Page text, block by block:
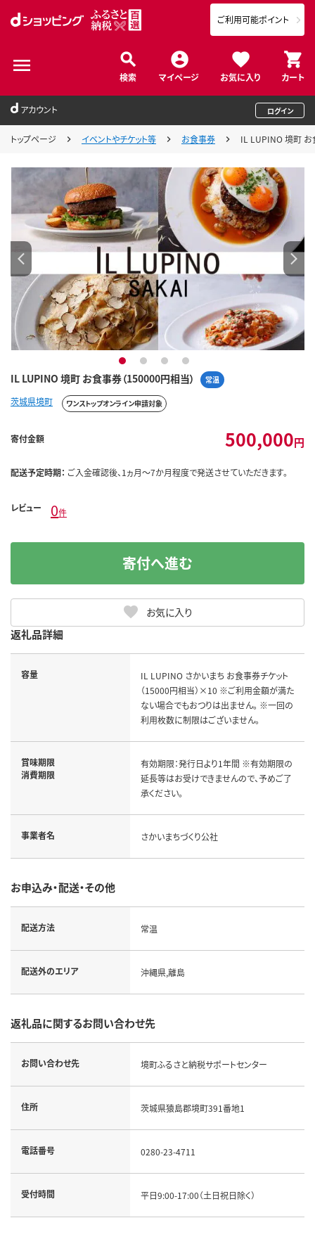
検索 マイページ お気に入り カート
ご利用可能ポイント
アカウント ログイン
トップページ イベントやチケット等 お食事券 IL LUPINO 境町 お
IL LUPINO 境町 お食事券（150000円相当） 常温
1 2 3 4
茨城県境町 ワンストップオンライン申請対象
寄付金額 500,000円
配送予定時期： ご入金確認後、1ヵ月～7か月程度で発送させていただきます。
レビュー 0件
お気に入り
寄付へ進む
返礼品詳細
容量
IL LUPINO さかいまち お食事券チケット
（15000円相当）×10 ※ご利用金額が満た
ない場合でもおつりは出ません。 ※一回の
利用枚数に制限はございません。
賞味期限
消費期限
有効期限：発行日より1年間 ※有効期限の
延長等はお受けできませんので、予めご了
承ください。
事業者名 さかいまちづくり公社
お申込み・配送・その他
配送方法 常温
配送外のエリア 沖縄県,離島
返礼品に関するお問い合わせ先
お問い合わせ先 境町ふるさと納税サポートセンター
住所 茨城県猿島郡境町391番地1
電話番号 0280-23-4711
受付時間 平日9:00-17:00（土日祝日除く）